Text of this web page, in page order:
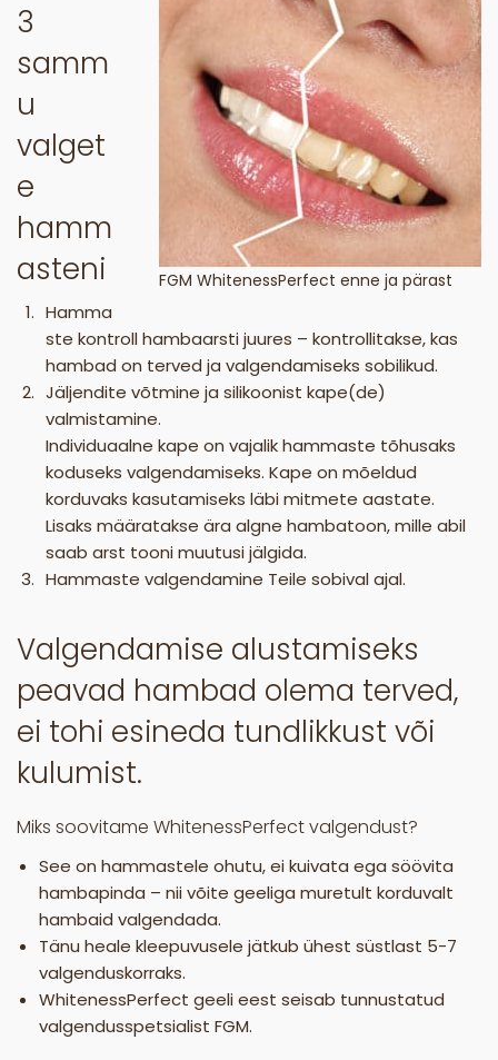
FGM WhitenessPerfect enne ja pärast
3
samm
u
valget
e
hamm
asteni
Hamma
ste kontroll hambaarsti juures – kontrollitakse, kas
hambad on terved ja valgendamiseks sobilikud.
Jäljendite võtmine ja silikoonist kape(de)
valmistamine.
Individuaalne kape on vajalik hammaste tõhusaks
koduseks valgendamiseks. Kape on mõeldud
korduvaks kasutamiseks läbi mitmete aastate.
Lisaks määratakse ära algne hambatoon, mille abil
saab arst tooni muutusi jälgida.
Hammaste valgendamine Teile sobival ajal.
Valgendamise alustamiseks
peavad hambad olema terved,
ei tohi esineda tundlikkust või
kulumist.
Miks soovitame WhitenessPerfect valgendust?
See on hammastele ohutu, ei kuivata ega söövita
hambapinda – nii võite geeliga muretult korduvalt
hambaid valgendada.
Tänu heale kleepuvusele jätkub ühest süstlast 5-7
valgenduskorraks.
WhitenessPerfect geeli eest seisab tunnustatud
valgendusspetsialist FGM.